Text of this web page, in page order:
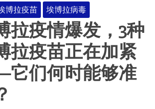
博拉疫苗 埃博拉病毒
拉疫情爆发，3种
拉疫苗正在加紧
们何时能够准